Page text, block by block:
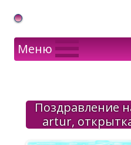
Gif Открытки в подарок
Меню
Поздравление
artur,